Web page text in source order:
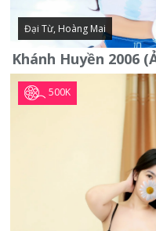
Đại Từ, Hoàng Mai
500K